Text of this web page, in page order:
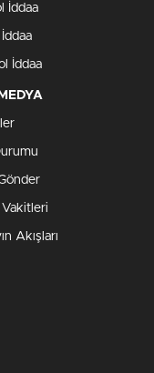
İddaa
İddaa
Vakitleri
Akışları